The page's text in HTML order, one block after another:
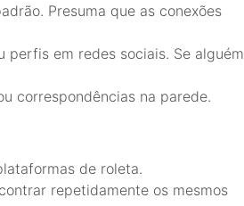
Presuma que as conexões
perfis em redes sociais. Se alguém
correspondências na parede.
de roleta.
repetidamente os mesmos